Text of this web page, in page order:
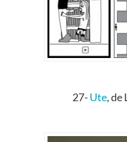
27-Ute, de